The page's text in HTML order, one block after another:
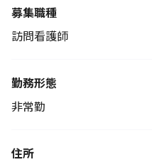
募集職種
訪問看護師
勤務形態
非常勤
住所